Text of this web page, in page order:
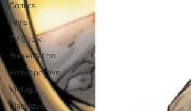
Comics
Films
TV Show
Présentation
Rétrospective
Vintage
Classique